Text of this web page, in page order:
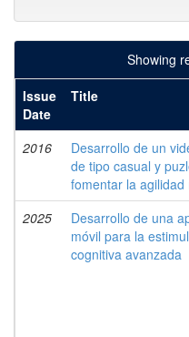
Showing
Issue
Date
Title
2016
Desarrollo de un
de tipo casual y
fomentar la agilidad
2025
Desarrollo de una
móvil para la
cognitiva avanzada